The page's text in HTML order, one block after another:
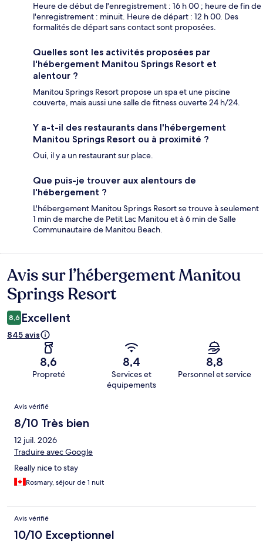
Heure de début de l'enregistrement : 16 h 00 ; heure de fin de
l'enregistrement : minuit. Heure de départ : 12 h 00. Des
formalités de départ sans contact sont proposées.
Quelles sont les activités proposées par
l'hébergement Manitou Springs Resort et
alentour ?
Manitou Springs Resort propose un spa et une piscine
couverte, mais aussi une salle de fitness ouverte 24 h/24.
Y a-t-il des restaurants dans l'hébergement
Manitou Springs Resort ou à proximité ?
Oui, il y a un restaurant sur place.
Que puis-je trouver aux alentours de
l'hébergement ?
L'hébergement Manitou Springs Resort se trouve à seulement
1 min de marche de Petit Lac Manitou et à 6 min de Salle
Communautaire de Manitou Beach.
Avis
Avis sur l’hébergement Manitou
Springs Resort
8,6 Excellent
845 avis
8,6
Propreté
8,4
Services et
équipements
8,8
Personnel et service
Avis
Avis vérifié
8/10 Très bien
12 juil. 2026
Traduire avec Google
Really nice to stay
Rosmary, séjour de 1 nuit
Avis vérifié
10/10 Exceptionnel